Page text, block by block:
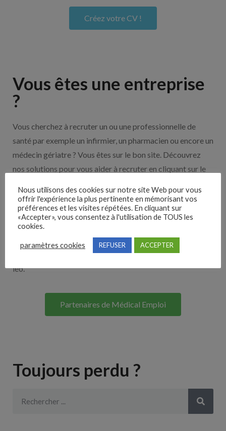
Créez votre CV !
Vous êtes une entreprise
?
Vous cherchez à recruter un ou une professionnelle de
santé par exemple un infirmier, un pharmacien ou encore un
médecin gériatre ? Vous êtes sur le bon site. Découvrez
nos solutions pour vous aider à recruter en cliquant sur le
Nos solutions entreprises
Lorem ipsum dolor sit amet, consectetur adipiscing elit. Ut
elit tellus, luctus nec ullamcorper mattis, pulvinar dapibus
leo.
Partenaires de Médical Emploi
Toujours perdu ?
Nous utilisons des cookies sur notre site Web pour vous
offrir l'expérience la plus pertinente en mémorisant vos
préférences et les visites répétées. En cliquant sur
«Accepter», vous consentez à l'utilisation de TOUS les
cookies.
paramètres cookies REFUSER ACCEPTER